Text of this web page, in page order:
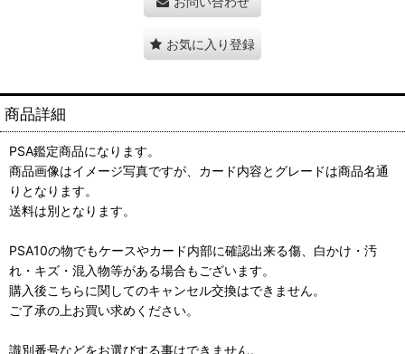
お気に入り登録
商品詳細
PSA鑑定商品になります。
商品画像はイメージ写真ですが、カード内容とグレードは商品名通
りとなります。
送料は別となります。
PSA10の物でもケースやカード内部に確認出来る傷、白かけ・汚
れ・キズ・混入物等がある場合もございます。
購入後こちらに関してのキャンセル交換はできません。
ご了承の上お買い求めください。
識別番号などをお選びする事はできません。